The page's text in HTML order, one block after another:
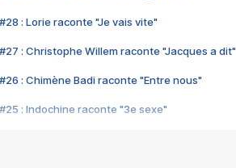
#28 : Lorie raconte "Je vais vite"
#27 : Christophe Willem raconte "Jacques a dit"
#26 : Chimène Badi raconte "Entre nous"
#25 : Indochine raconte "3e sexe"